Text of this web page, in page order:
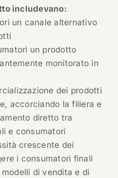
includevano:
un canale alternativo
un prodotto
monitorato in
dei prodotti
accorciando la filiera e
diretto tra
e consumatori
crescente dei
i consumatori finali
di vendita e di